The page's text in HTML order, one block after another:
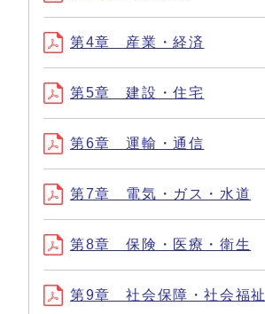
第4章 産業・経済
第5章 建設・住宅
第6章 運輸・通信
第7章 電気・ガス・水道
第8章 保険・医療・衛生
第9章 社会保障・社会福祉